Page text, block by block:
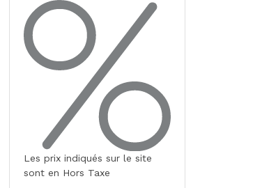
Les prix indiqués sur le site
sont en Hors Taxe